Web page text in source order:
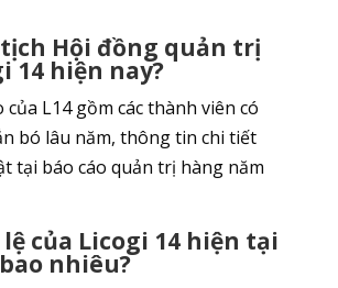
Hội đồng quản trị
14 hiện nay?
của L14 gồm các thành viên có
bó lâu năm, thông tin chi tiết
tại báo cáo quản trị hàng năm
của Licogi 14 hiện tại
nhiêu?